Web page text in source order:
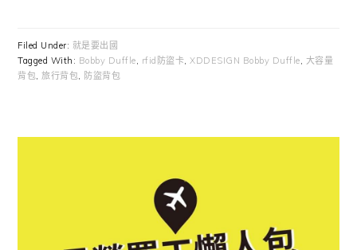
Filed Under: 就是要出國
Tagged With: Bobby Duffle, rfid防盜卡,XDDESIGN Bobby Duffle, 大容量
背包,旅行背包, 防盜背包